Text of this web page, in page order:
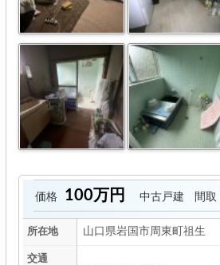
価格 100万円 中古戸建 間取
所在地 山口県岩国市周東町祖生
交通